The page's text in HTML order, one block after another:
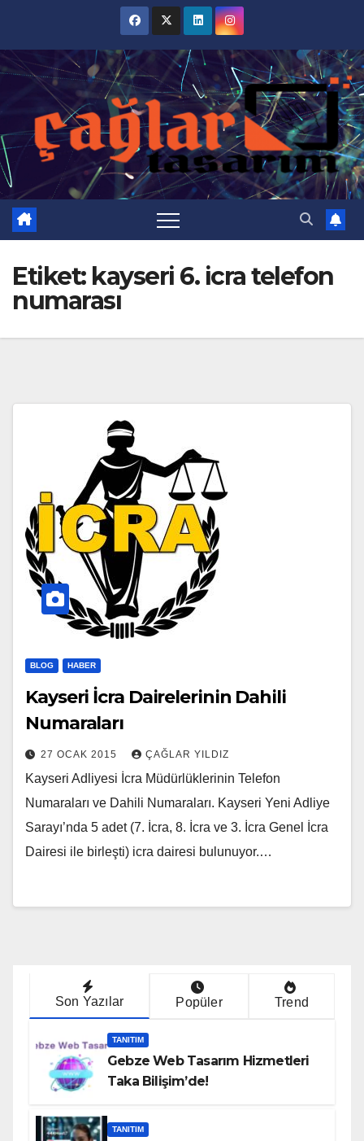
content
Etiket: kayseri 6. icra telefon
numarası
BLOG HABER
Kayseri İcra Dairelerinin Dahili
Numaraları
27 OCAK 2015 ÇAĞLAR YILDIZ
Kayseri Adliyesi İcra Müdürlüklerinin Telefon
Numaraları ve Dahili Numaraları. Kayseri Yeni Adliye
Sarayı’nda 5 adet (7. İcra, 8. İcra ve 3. İcra Genel İcra
Dairesi ile birleşti) icra dairesi bulunuyor.…
Son Yazılar Popüler Trend
TANITIM
Gebze Web Tasarım Hizmetleri
Taka Bilişim’de!
TANITIM